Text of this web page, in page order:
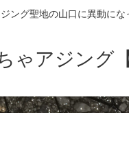
ング聖地の山口に異動にな
ゃアジング